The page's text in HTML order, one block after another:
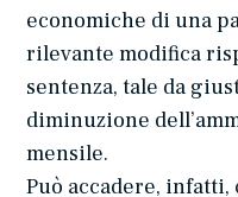
economiche di una
rilevante modifica
sentenza, tale da
diminuzione
mensile.
Può accadere, infatti,